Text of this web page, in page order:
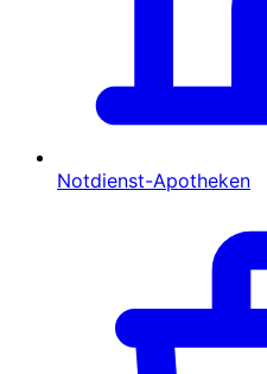
Notdienst-Apotheken